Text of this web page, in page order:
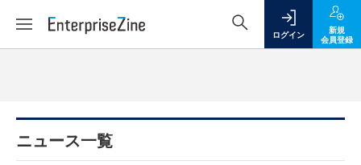
ログイン
新規
会員登録
ニュース一覧